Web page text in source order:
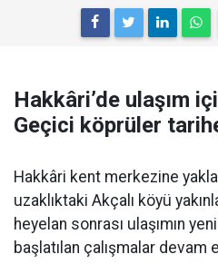
Hakkâri’de ulaşım
Geçici köprüler
Hakkâri kent merkezine
uzaklıktaki Akçalı köyü
heyelan sonrası ulaşımın
başlatılan çalışmalar devam